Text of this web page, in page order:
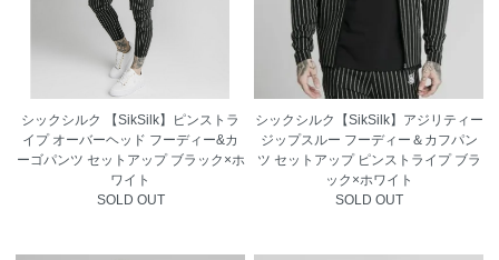
シックシルク 【SikSilk】ピンストラ
イプ オーバーヘッド フーディー&カ
ーゴパンツ セットアップ ブラック×ホ
ワイト
SOLD OUT
シックシルク【SikSilk】アジリティー
ジップスルー フーディー＆カフパン
ツ セットアップ ピンストライプ ブラ
ック×ホワイト
SOLD OUT